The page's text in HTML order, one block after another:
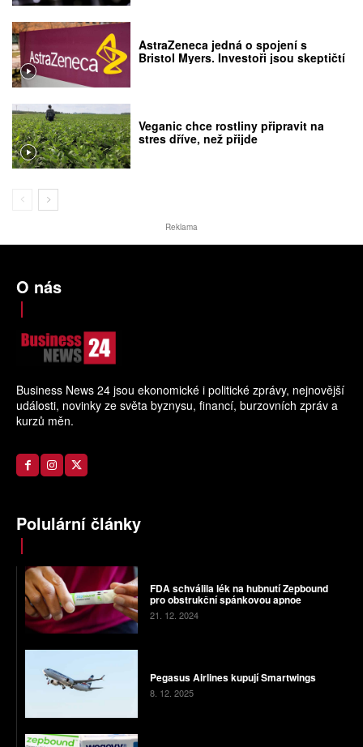
AstraZeneca jedná o spojení s
Bristol Myers. Investoři jsou skeptičtí
Veganic chce rostliny připravit na
stres dříve, než přijde
Reklama
O nás
Business News 24 jsou ekonomické i politické zprávy, nejnovější
události, novinky ze světa byznysu, financí, burzovních zpráv a
kurzů měn.
Polulární články
FDA schválila lék na hubnutí Zepbound
pro obstrukční spánkovou apnoe
21. 12. 2024
Pegasus Airlines kupují Smartwings
8. 12. 2025